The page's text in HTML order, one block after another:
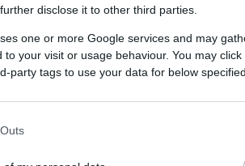
disclose it to other third parties.
one or more Google services and may
your visit or usage behaviour. You may
party tags to use your data for below
και ο Φιλοποίμην Φίνος.
από 30 κινηματογραφικές
στη μεγάλη οθόνη.
το 1971 με τον θρυλικό «Άγνωστο